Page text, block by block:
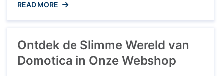
transformeert traditionele huizen in
geavanceerde, connected woningen. Een
connectiviteit via wifi, waardoor diverse slimme
apparaten met elkaar kunnen communiceren en
READ MORE
Ontdek de Slimme Wereld van
Domotica in Onze Webshop